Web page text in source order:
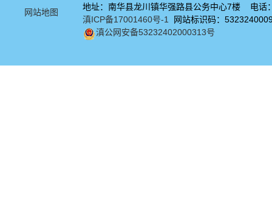
网站地图
地址：南华县龙川镇华强路县公务中心7楼 电
滇ICP备17001460号-1 网站标识码：
滇公网安备53232402000313号